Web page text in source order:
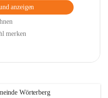
anzeigen
merken
Wörterberg